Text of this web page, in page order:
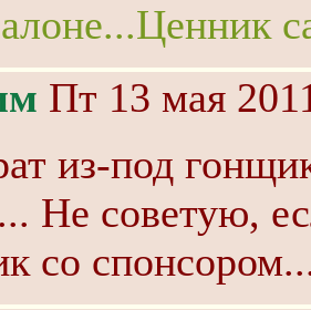
Пт 13 мая
из-под
Не советую,
со